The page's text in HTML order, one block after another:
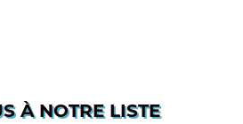
À NOTRE LISTE